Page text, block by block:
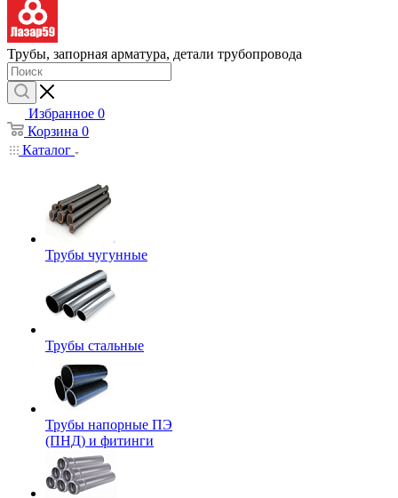
Трубы, запорная арматура, детали трубопровода
Избранное 0
Корзина 0
Каталог
Трубы чугунные
Трубы стальные
Трубы напорные ПЭ
(ПНД) и фитинги